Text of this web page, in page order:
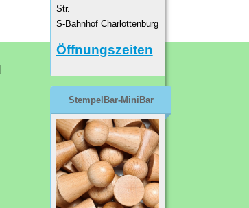
Str.
S-Bahnhof Charlottenburg
Öffnungszeiten
StempelBar-MiniBar